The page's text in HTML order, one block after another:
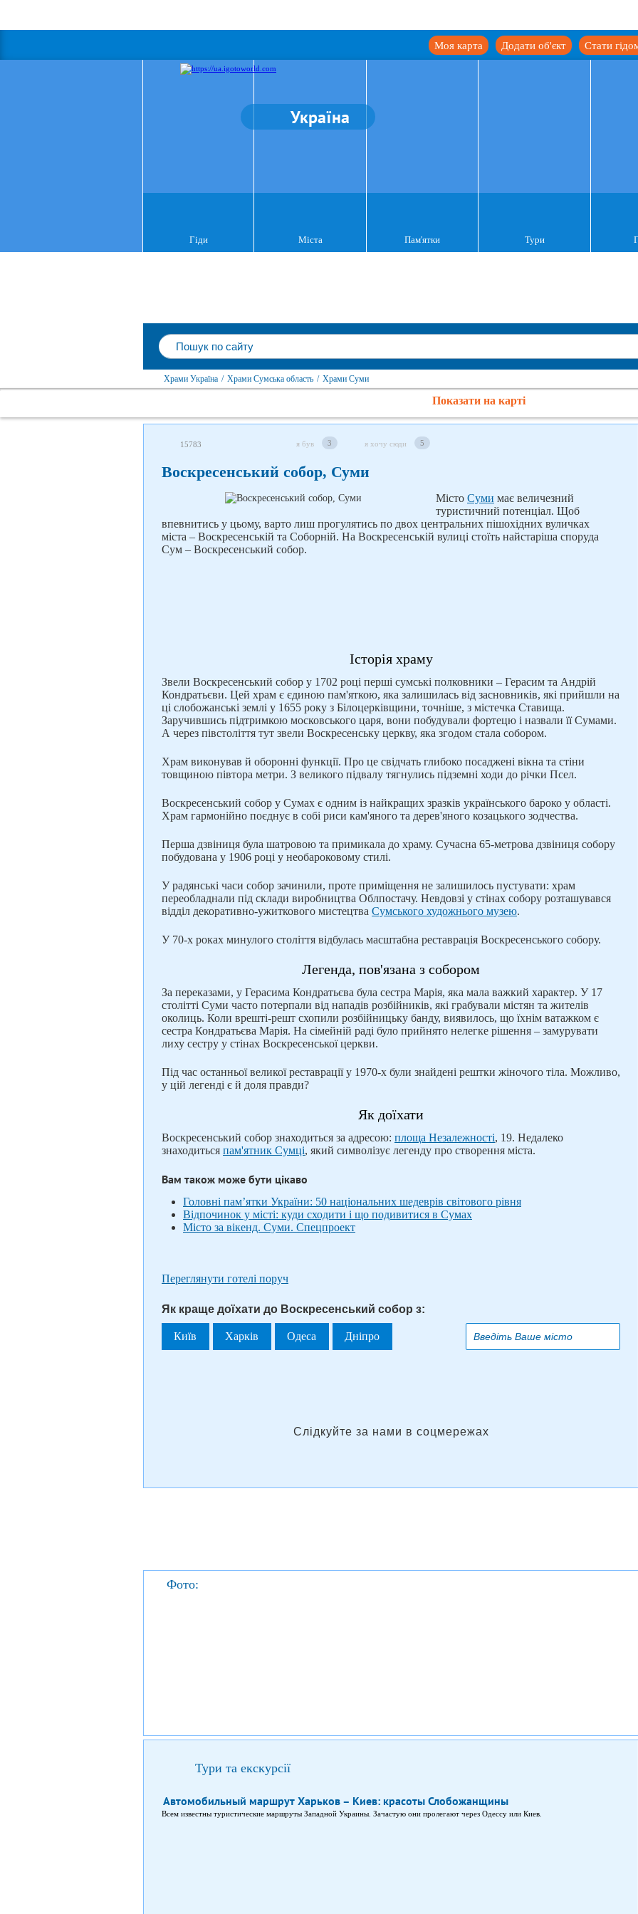
Стати
Додати об'єкт
Моя карта
Україна
Гіди Міста Пам'ятки Тури
Храми Україна / Храми Сумська область / Храми Суми
Показати на карті
15783 я був 3 я хочу сюди 5
Воскресенський собор, Суми
Місто Суми має величезний
туристичний потенціал. Щоб
впевнитись у цьому, варто лиш прогулятись по двох центральних пішохідних вуличках
міста – Воскресенській та Соборній. На Воскресенській вулиці стоїть найстаріша споруда
Сум – Воскресенський собор.
Історія храму
Звели Воскресенський собор у 1702 році перші сумські полковники – Герасим та Андрій
Кондратьєви. Цей храм є єдиною пам'яткою, яка залишилась від засновників, які прийшли на
ці слобожанські землі у 1655 року з Білоцерківщини, точніше, з містечка Ставища.
Заручившись підтримкою московського царя, вони побудували фортецю і назвали її Сумами.
А через півстоліття тут звели Воскресенську церкву, яка згодом стала собором.
Храм виконував й оборонні функції. Про це свідчать глибоко посаджені вікна та стіни
товщиною півтора метри. З великого підвалу тягнулись підземні ходи до річки Псел.
Воскресенський собор у Сумах є одним із найкращих зразків українського бароко у області.
Храм гармонійно поєднує в собі риси кам'яного та дерев'яного козацького зодчества.
Перша дзвіниця була шатровою та примикала до храму. Сучасна 65-метрова дзвіниця собору
побудована у 1906 році у необароковому стилі.
У радянські часи собор зачинили, проте приміщення не залишилось пустувати: храм
переобладнали під склади виробництва Облпостачу. Невдовзі у стінах собору розташувався
відділ декоративно-ужиткового мистецтва Сумського художнього музею.
У 70-х роках минулого століття відбулась масштабна реставрація Воскресенського собору.
Легенда, пов'язана з собором
За переказами, у Герасима Кондратьєва була сестра Марія, яка мала важкий характер. У 17
столітті Суми часто потерпали від нападів розбійників, які грабували містян та жителів
околиць. Коли врешті-решт схопили розбійницьку банду, виявилось, що їхнім ватажком є
сестра Кондратьєва Марія. На сімейній раді було прийнято нелегке рішення – замурувати
лиху сестру у стінах Воскресенської церкви.
Під час останньої великої реставрації у 1970-х були знайдені рештки жіночого тіла. Можливо,
у цій легенді є й доля правди?
Як доїхати
Воскресенський собор знаходиться за адресою: площа Незалежності, 19. Недалеко
знаходиться пам'ятник Сумці, який символізує легенду про створення міста.
Вам також може бути цікаво
Головні пам’ятки України: 50 національних шедеврів світового рівня
Відпочинок у місті: куди сходити і що подивитися в Сумах
Місто за вікенд. Суми. Спецпроект
Переглянути готелі поруч
Як краще доїхати до Воскресенський собор з:
Київ Харків Одеса Дніпро
Слідкуйте за нами в соцмережах
Фото:
Тури та екскурсії
Автомобильный маршрут Харьков – Киев: красоты Слобожанщины
Всем известны туристические маршруты Западной Украины. Зачастую они пролегают через Одессу или Киев.